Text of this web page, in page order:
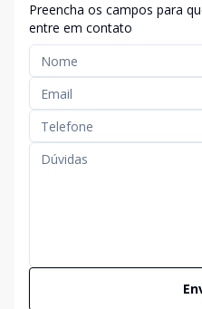
Preencha os campos para
entre em contato